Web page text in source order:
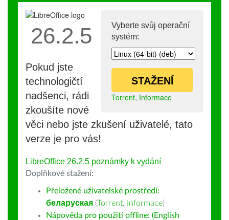
Vyberte svůj operační
systém:
STAŽENÍ
Torrent, Informace
26.2.5
Pokud jste
technologičtí
nadšenci, rádi
zkoušíte nové
věci nebo jste zkušení uživatelé, tato
verze je pro vás!
LibreOffice 26.2.5 poznámky k vydání
Doplňkové stažení:
Přeložené uživatelské prostředí:
беларуская (Torrent, Informace)
Nápověda pro použití offline: (English